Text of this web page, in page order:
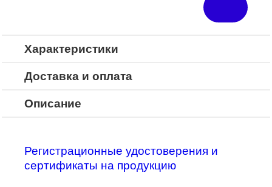
Характеристики
Доставка и оплата
Описание
Регистрационные удостоверения и
сертификаты на продукцию